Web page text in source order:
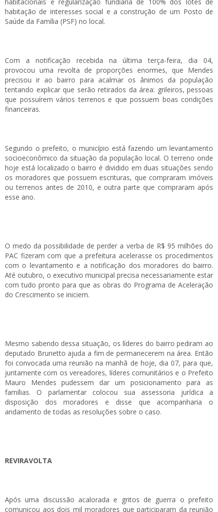
habitação de interesses social e a construção de um Posto de
Saúde da Família (PSF) no local.
Com a notificação recebida na última terça-feira, dia 04,
provocou uma revolta de proporções enormes, que Mendes
precisou ir ao bairro para acalmar os ânimos da população
tentando explicar que serão retirados da área: grileiros, pessoas
que possuírem vários terrenos e que possuem boas condições
financeiras.
Segundo o prefeito, o município está fazendo um levantamento
socioeconômico da situação da população local. O terreno onde
hoje está localizado o bairro é dividido em duas situações sendo
os moradores que possuem escrituras, que compraram imóveis
ou terrenos antes de 2010, e outra parte que compraram após
esse ano.
O medo da possibilidade de perder a verba de R$ 95 milhões do
PAC fizeram com que a prefeitura acelerasse os procedimentos
com o levantamento e a notificação dos moradores do bairro.
Até outubro, o executivo municipal precisa necessariamente estar
com tudo pronto para que as obras do Programa de Aceleração
do Crescimento se iniciem.
Mesmo sabendo dessa situação, os líderes do bairro pediram ao
deputado Brunetto ajuda a fim de permanecerem na área. Então
foi convocada uma reunião na manhã de hoje, dia 07, para que,
juntamente com os vereadores, líderes comunitários e o Prefeito
Mauro Mendes pudessem dar um posicionamento para as
famílias. O parlamentar colocou sua assessoria jurídica a
disposição dos moradores e disse que acompanharia o
andamento de todas as resoluções sobre o caso.
REVIRAVOLTA
Após uma discussão acalorada e gritos de guerra o prefeito
comunicou aos dois mil moradores que participaram da reunião